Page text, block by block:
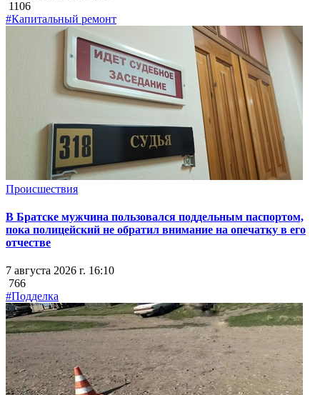
1106
#Капитальный ремонт
Происшествия
В Братске мужчина пользовался поддельным паспортом,
пока полицейский не обратил внимание на опечатку в его
отчестве
7 августа 2026 г. 16:10
766
#Подделка